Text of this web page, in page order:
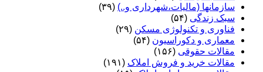
سازمانها (مالیات،شهرداری و..) (۳۹)
سبک زندگی (۵۴)
فناوری و تکنولوژی مسکن (۲۹)
معماری و دکوراسیون (۵۴)
مقالات حقوقی (۱۵۶)
مقالات خرید و فروش املاک (۱۹۱)